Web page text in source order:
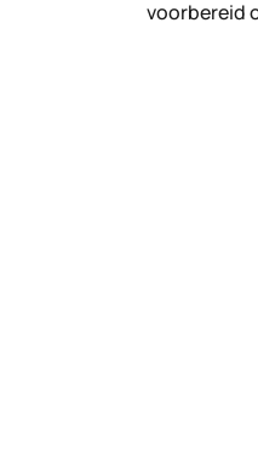
voorbereid